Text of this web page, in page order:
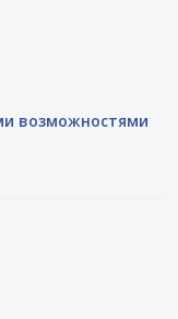
возможностями